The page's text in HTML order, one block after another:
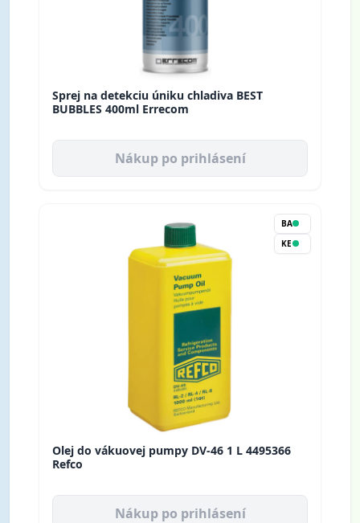
Sprej na detekciu úniku chladiva BEST
BUBBLES 400ml Errecom
Nákup po prihlásení
BA
KE
Olej do vákuovej pumpy DV-46 1 L 4495366
Refco
Nákup po prihlásení